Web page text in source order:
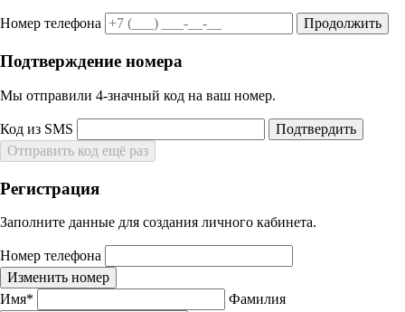
Номер телефона Продолжить
Подтверждение номера
Мы отправили 4‑значный код на ваш номер.
Код из SMS
Подтвердить
Отправить код ещё раз
Регистрация
Заполните данные для создания личного кабинета.
Номер телефона
Изменить номер
Имя*
Фамилия